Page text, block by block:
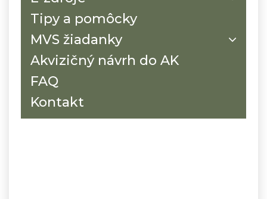
Tipy a pomôcky
MVS žiadanky
Akvizičný návrh do AK
FAQ
Kontakt